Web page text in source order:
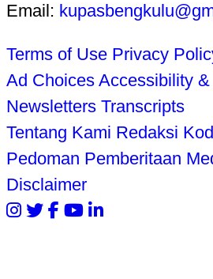
Email:
Terms of Use Privacy
Ad Choices Accessibility
Newsletters Transcripts
Tentang Kami Redaksi
Pedoman Pemberitaan
Disclaimer